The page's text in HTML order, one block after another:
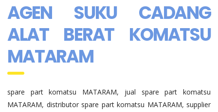
AGEN SUKU CADANG
ALAT BERAT KOMATSU
MATARAM
spare part komatsu MATARAM, jual spare part komatsu
MATARAM, distributor spare part komatsu MATARAM, supplier